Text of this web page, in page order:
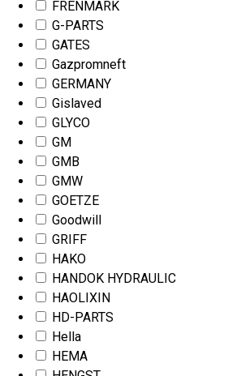
FRENMARK
G-PARTS
GATES
Gazpromneft
GERMANY
Gislaved
GLYCO
GM
GMB
GMW
GOETZE
Goodwill
GRIFF
HAKO
HANDOK HYDRAULIC
HAOLIXIN
HD-PARTS
Hella
HEMA